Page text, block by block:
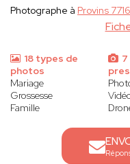
Photographe à Provins
18 types de
photos
Mariage
Grossesse
Famille